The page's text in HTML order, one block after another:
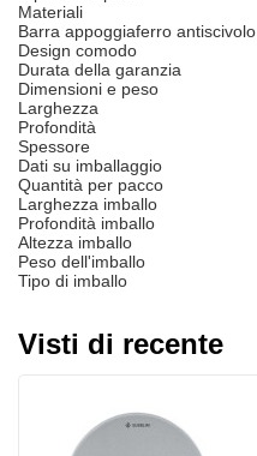
Materiali
Barra appoggiaferro antiscivolo
Design comodo
Durata della garanzia
Dimensioni e peso
Larghezza
Profondità
Spessore
Dati su imballaggio
Quantità per pacco
Larghezza imballo
Profondità imballo
Altezza imballo
Peso dell'imballo
Tipo di imballo
Visti di recente